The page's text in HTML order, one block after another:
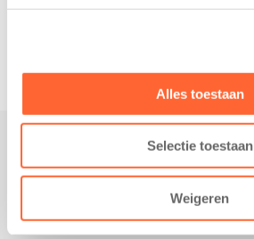
Alles toestaan
Selectie toestaan
Weigeren
Praktisch
Nieuws over Kids First